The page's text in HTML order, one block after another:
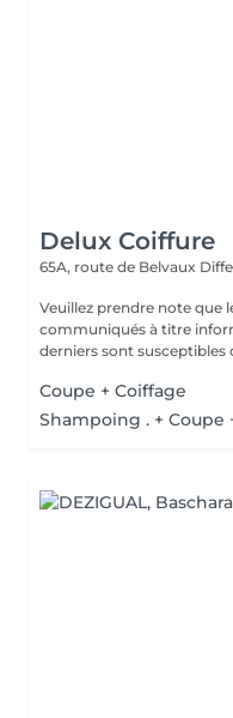
Delux Coiffure
65A, route de Belvaux
Veuillez prendre note que
communiqués à titre
derniers sont susceptibles
Coupe + Coiffage
Shampoing . + Coupe